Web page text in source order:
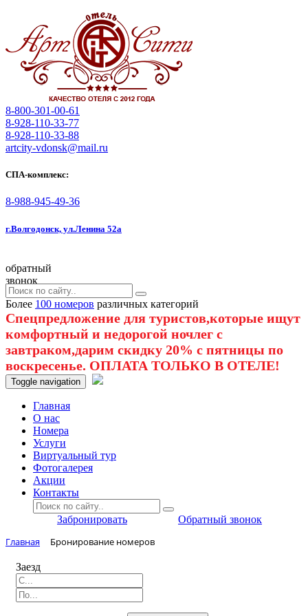
8-800-301-00-61
8-928-110-33-77
8-928-110-33-88
artcity-vdonsk@mail.ru
СПА-комплекс:
8-988-945-49-36
г.Волгодонск, ул.Ленина 52а
обратный
звонок
Более 100 номеров различных категорий
Спецпредложение для туристов,которые ищут
комфортный и недорогой ночлег с
завтраком,дарим скидку 20% с пятницы по
воскресенье. ОПЛАТА ТОЛЬКО В ОТЕЛЕ!
Toggle navigation
Главная
O нас
Номера
Услуги
Виртуальный тур
Фотогалерея
Акции
Контакты
Забронировать Обратный звонок
Главная Бронирование номеров
Заезд